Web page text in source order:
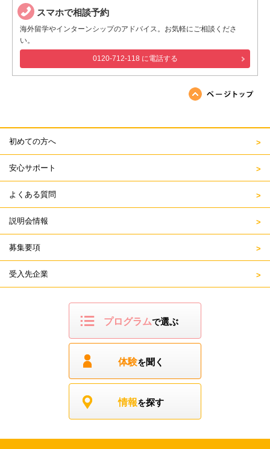
スマホで相談予約
海外留学やインターンシップのアドバイス。お気軽にご相談くださ
い。
0120-712-118 に電話する
初めての方へ
安心サポート
よくある質問
説明会情報
募集要項
受入先企業
プログラムで選ぶ
体験を聞く
情報を探す